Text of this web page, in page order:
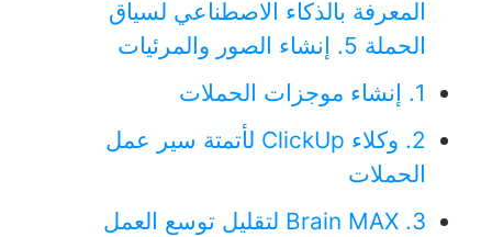
المعرفة بالذكاء الاصطناعي لسياق
الحملة 5. إنشاء الصور والمرئيات
1. إنشاء موجزات الحملات
2. وكلاء ClickUp لأتمتة سير عمل
الحملات
3. Brain MAX لتقليل توسع العمل